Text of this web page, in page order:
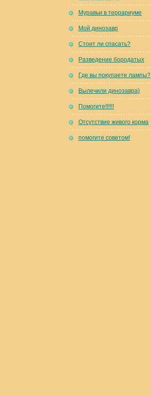
Муравьи в террариуме
Мой динозавр
Стоит ли спасать?
Разведение бородатых
Где вы покупаете лампы?
Вылечили динозавра)
Помогите!!!!!!
Отсутствие живого корма
помогите советом!